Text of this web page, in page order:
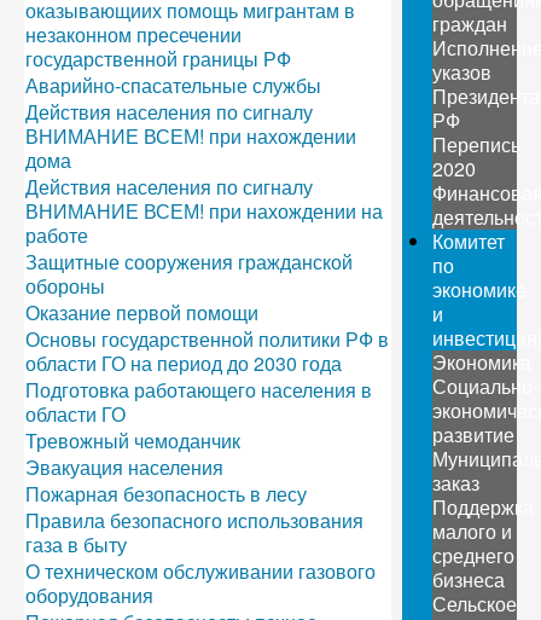
оказывающиих помощь мигрантам в
незаконном пресечении
государственной границы РФ
Аварийно-спасательные службы
Действия населения по сигналу
ВНИМАНИЕ ВСЕМ! при нахождении
дома
Действия населения по сигналу
ВНИМАНИЕ ВСЕМ! при нахождении на
работе
Защитные сооружения гражданской
обороны
Оказание первой помощи
Основы государственной политики РФ в
области ГО на период до 2030 года
Подготовка работающего населения в
области ГО
Тревожный чемоданчик
Эвакуация населения
Пожарная безопасность в лесу
Правила безопасного использования
газа в быту
О техническом обслуживании газового
оборудования
граждан
указов
Президента
РФ
Перепись
2020
Комитет
по
экономике
и
Экономика
Социально-
развитие
заказ
Поддержка
малого и
среднего
бизнеса
Сельское